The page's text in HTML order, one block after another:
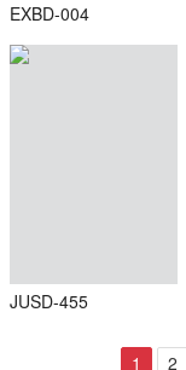
EXBD-004
JUSD-455
1 2